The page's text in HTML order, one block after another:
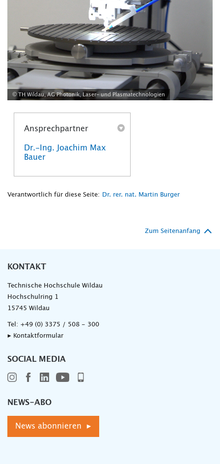
© TH Wildau, AG Photonik, Laser- und Plasmatechnologien
Ansprechpartner
Dr.-Ing. Joachim Max
Bauer
Verantwortlich für diese Seite: Dr. rer. nat. Martin Burger
Zum Seitenanfang
KONTAKT
Technische Hochschule Wildau
Hochschulring 1
15745 Wildau
Tel: +49 (0) 3375 / 508 - 300
▸ Kontaktformular
SOCIAL MEDIA
NEWS-ABO
News abonnieren ▸